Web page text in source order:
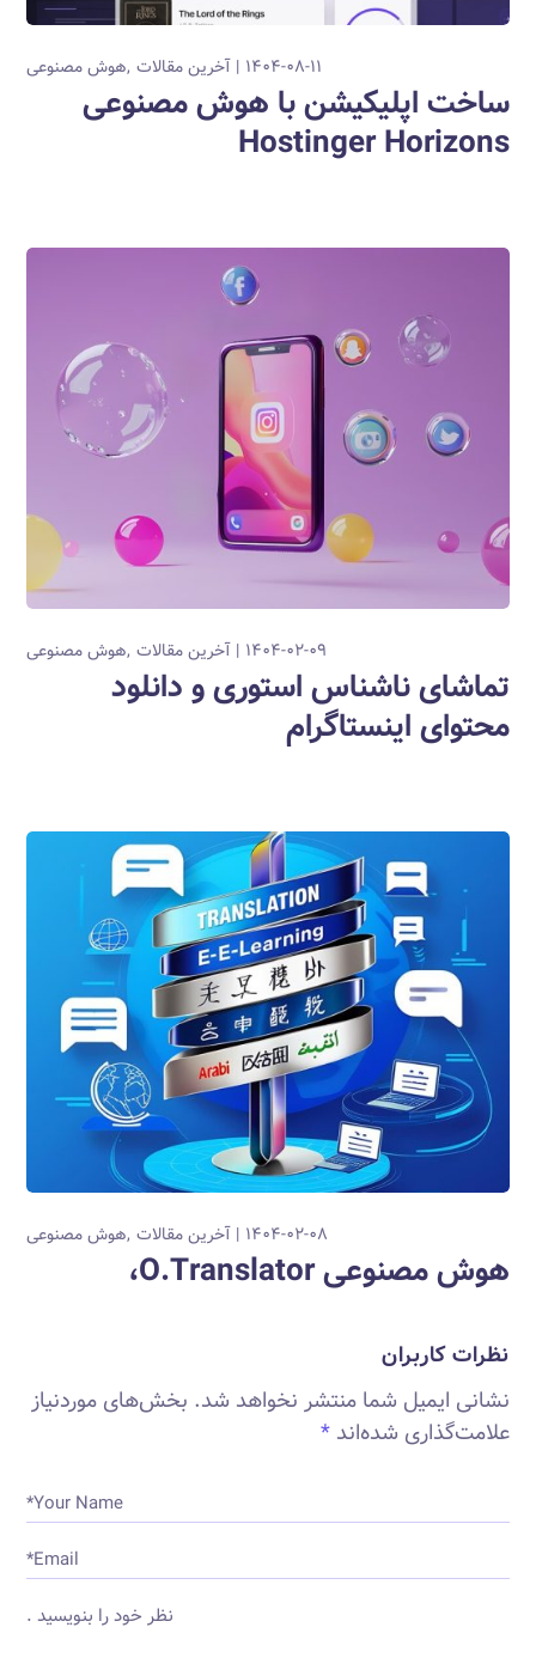
۱۴۰۴-۰۸-۱۱ آخرین مقالات هوش مصنوعی
ساخت اپلیکیشن با هوش مصنوعی
Hostinger Horizons
۱۴۰۴-۰۲-۰۹ آخرین مقالات هوش مصنوعی
تماشای ناشناس استوری و دانلود
محتوای اینستاگرام
۱۴۰۴-۰۲-۰۸ آخرین مقالات هوش مصنوعی
هوش مصنوعی O.Translator،
نظرات کاربران
نشانی ایمیل شما منتشر نخواهد شد. بخش‌های موردنیاز
علامت‌گذاری شده‌اند*
Your Name*
Email*
نظر خود را بنویسید .